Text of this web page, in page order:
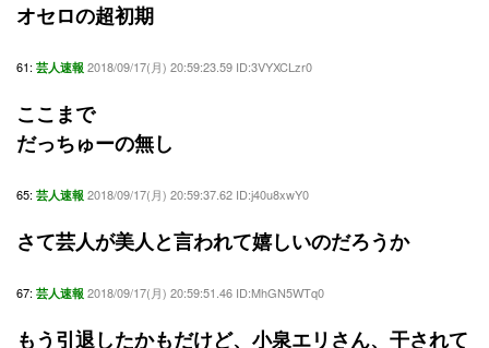
オセロの超初期
61: 芸人速報 2018/09/17(月) 20:59:23.59 ID:3VYXCLzr0
ここまで
だっちゅーの無し
65: 芸人速報 2018/09/17(月) 20:59:37.62 ID:j40u8xwY0
さて芸人が美人と言われて嬉しいのだろうか
67: 芸人速報 2018/09/17(月) 20:59:51.46 ID:MhGN5WTq0
もう引退したかもだけど、小泉エリさん、干されて